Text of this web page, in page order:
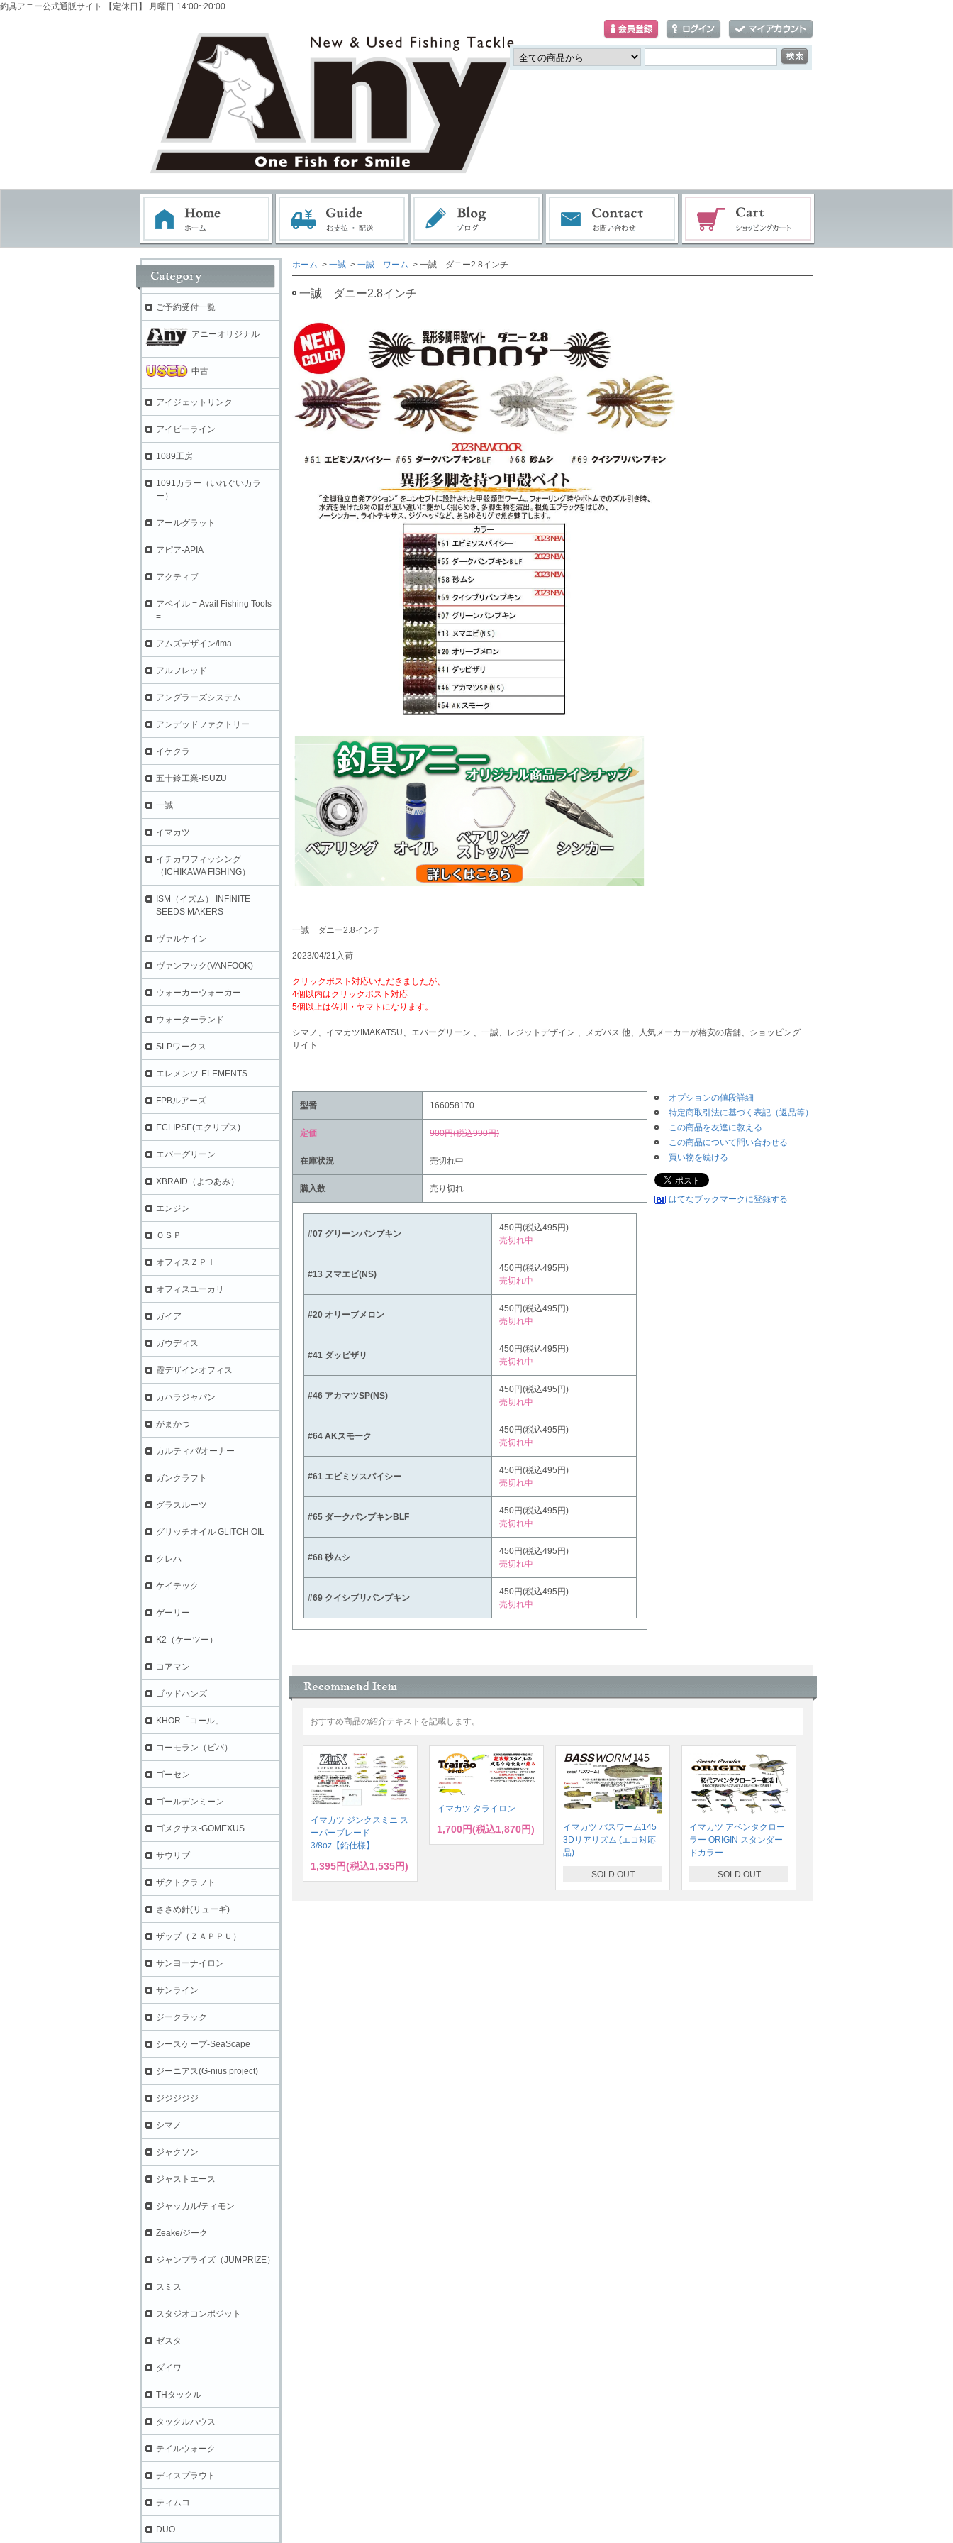
釣具アニー公式通販サイト 【定休日】 月曜日 14:00~20:00
ホーム > 一誠 > 一誠 ワーム > 一誠 ダニー2.8インチ
一誠 ダニー2.8インチ
一誠 ダニー2.8インチ
2023/04/21入荷
クリックポスト対応いただきましたが、
4個以内はクリックポスト対応
5個以上は佐川・ヤマトになります。
シマノ、イマカツIMAKATSU、エバーグリーン 、一誠、レジットデザイン 、メガバス 他、人気メーカーが格安の店舗、ショッピング
サイト
型番 166058170
定価 900円(税込990円)
在庫状況 売切れ中
購入数 売り切れ
#07 グリーンパンプキン
450円(税込495円)
売切れ中
#13 ヌマエビ(NS)
450円(税込495円)
売切れ中
#20 オリーブメロン
450円(税込495円)
売切れ中
#41 ダッピザリ
450円(税込495円)
売切れ中
#46 アカマツSP(NS)
450円(税込495円)
売切れ中
#64 AKスモーク
450円(税込495円)
売切れ中
#61 エビミソスパイシー
450円(税込495円)
売切れ中
#65 ダークパンプキンBLF
450円(税込495円)
売切れ中
#68 砂ムシ
450円(税込495円)
売切れ中
#69 クイシブリパンプキン
450円(税込495円)
売切れ中
オプションの値段詳細
特定商取引法に基づく表記（返品等）
この商品を友達に教える
この商品について問い合わせる
買い物を続ける
はてなブックマークに登録する
おすすめ商品の紹介テキストを記載します。
イマカツ ジンクスミニ ス
ーパーブレード
3/8oz【鉛仕様】
1,395円(税込1,535円)
イマカツ タライロン
1,700円(税込1,870円)
イマカツ バスワーム145
3Dリアリズム (エコ対応
品)
SOLD OUT
イマカツ アベンタクロー
ラー ORIGIN スタンダー
ドカラー
SOLD OUT
ご予約受付一覧
アニーオリジナル
中古
アイジェットリンク
アイビーライン
1089工房
1091カラー（いれぐいカラ
ー）
アールグラット
アピア-APIA
アクティブ
アベイル = Avail Fishing Tools
=
アムズデザイン/ima
アルフレッド
アングラーズシステム
アンデッドファクトリー
イケクラ
五十鈴工業-ISUZU
一誠
イマカツ
イチカワフィッシング
（ICHIKAWA FISHING）
ISM（イズム） INFINITE
SEEDS MAKERS
ヴァルケイン
ヴァンフック(VANFOOK)
ウォーカーウォーカー
ウォーターランド
SLPワークス
エレメンツ-ELEMENTS
FPBルアーズ
ECLIPSE(エクリプス)
エバーグリーン
XBRAID（よつあみ）
エンジン
ＯＳＰ
オフィスＺＰＩ
オフィスユーカリ
ガイア
ガウディス
霞デザインオフィス
カハラジャパン
がまかつ
カルティバ/オーナー
ガンクラフト
グラスルーツ
グリッチオイル GLITCH OIL
クレハ
ケイテック
ゲーリー
K2（ケーツー）
コアマン
ゴッドハンズ
KHOR「コール」
コーモラン（ビバ）
ゴーセン
ゴールデンミーン
ゴメクサス-GOMEXUS
サウリブ
ザクトクラフト
ささめ針(リューギ)
ザップ（ＺＡＰＰＵ）
サンヨーナイロン
サンライン
ジークラック
シースケープ-SeaScape
ジーニアス(G-nius project)
ジジジジジ
シマノ
ジャクソン
ジャストエース
ジャッカル/ティモン
Zeake/ジーク
ジャンプライズ（JUMPRIZE）
スミス
スタジオコンポジット
ゼスタ
ダイワ
THタックル
タックルハウス
テイルウォーク
ディスプラウト
ティムコ
DUO